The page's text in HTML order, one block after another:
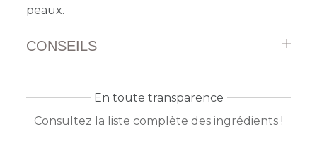
peaux.
CONSEILS
En toute transparence
Consultez la liste complète des ingrédients !